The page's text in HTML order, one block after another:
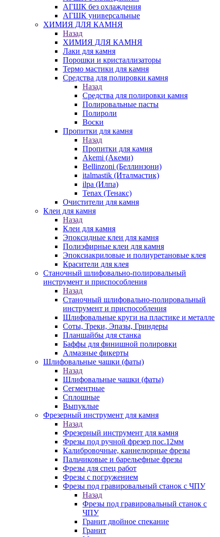
АГШК без охлаждения
АГШК универсальные
ХИМИЯ ДЛЯ КАМНЯ
Назад
ХИМИЯ ДЛЯ КАМНЯ
Лаки для камня
Порошки и кристаллизаторы
Термо мастики для камня
Средства для полировки камня
Назад
Средства для полировки камня
Полировальные пасты
Полироли
Воски
Пропитки для камня
Назад
Пропитки для камня
Akemi (Акеми)
Bellinzoni (Беллинзони)
italmastik (Италмастик)
ilpa (Илпа)
Tenax (Тенакс)
Очистители для камня
Клеи для камня
Назад
Клеи для камня
Эпоксидные клеи для камня
Полиэфирные клеи для камня
Эпоксиакриловые и полиуретановые клея
Красители для клея
Станочный шлифовально-полировальный
инструмент и приспособления
Назад
Станочный шлифовально-полировальный
инструмент и приспособления
Шлифовальные круги на пластике и металле
Соты, Треки, Эпазы, Гриндеры
Планшайбы для станка
Баффы для финишной полировки
Алмазные фикерты
Шлифовальные чашки (фаты)
Назад
Шлифовальные чашки (фаты)
Сегментные
Сплошные
Выпуклые
Фрезерный инструмент для камня
Назад
Фрезерный инструмент для камня
Фрезы под ручной фрезер пос.12мм
Калибровочные, каннелюрные фрезы
Пальчиковые и барельефные фрезы
Фрезы для спец работ
Фрезы с погружением
Фрезы под гравировальный станок с ЧПУ
Назад
Фрезы под гравировальный станок с
ЧПУ
Гранит двойное спекание
Гранит